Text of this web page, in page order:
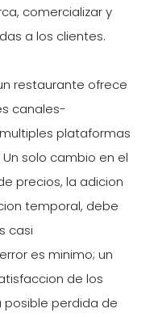
comercializar y
a los clientes.
restaurante ofrece
canales-
plataformas
solo cambio en el
precios, la adicion
temporal, debe
casi
es minimo; un
de los
posible perdida de